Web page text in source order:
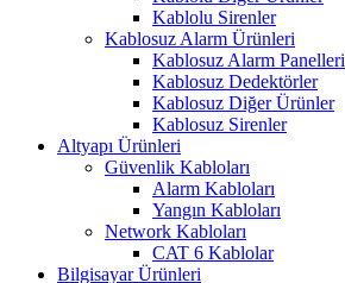
Kablolu Sirenler
Kablosuz Alarm Ürünleri
Kablosuz Alarm Panelleri
Kablosuz Dedektörler
Kablosuz Diğer Ürünler
Kablosuz Sirenler
Altyapı Ürünleri
Güvenlik Kabloları
Alarm Kabloları
Yangın Kabloları
Network Kabloları
CAT 6 Kablolar
Bilgisayar Ürünleri